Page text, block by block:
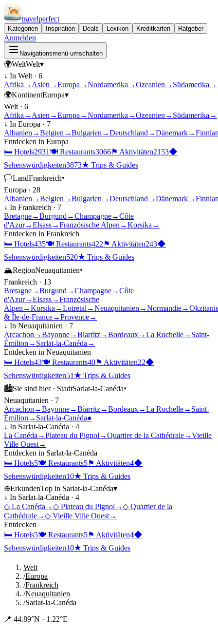
travelperfect
Kategorien Inspiration Deals Lexikon Kreditkarten Ratgeber
Anmelden
Navigationsmenü umschalten
🌍WeltWelt▾
↓ In Welt · 6
Afrika → Asien →Europa →Nordamerika →Ozeanien → Südamerika →
🌍KontinentEuropa▾
Welt · 6
Afrika → Asien →Europa →Nordamerika →Ozeanien → Südamerika →
↓ In Europa · 7
Albanien →Belgien →Bulgarien →Deutschland →Dänemark→
Entdecken in Europa
🛏 Hotels2931 🍽 Restaurants3066⚑ Aktivitäten2153◆
Sehenswürdigkeiten3873★ Trips & Guides
🏳LandFrankreich▾
Europa · 28
Albanien →Belgien →Bulgarien →Deutschland →Dänemark→
↓ In Frankreich · 7
Bretagne→Burgund →Champagne→Côte
d'Azur→Elsass→Französische Alpen →Korsika →
Entdecken in Frankreich
🛏 Hotels435🍽 Restaurants422⚑ Aktivitäten243◆
Sehenswürdigkeiten520★ Trips & Guides
🏔RegionNeuaquitanien▾
Frankreich · 13
Bretagne→Burgund →Champagne→Côte
d'Azur→Elsass→Französische
Alpen →Korsika →Loiretal →Neuaquitanien →Normandie→
& Île-de-France→Provence→
↓ In Neuaquitanien · 7
Arcachon →Bayonne→Biarritz→Bordeaux→La Rochelle→ Saint-
Émilion → Sarlat-la-Canéda →
Entdecken in Neuaquitanien
🛏 Hotels43🍽 Restaurants40⚑ Aktivitäten22◆
Sehenswürdigkeiten51 ★ Trips & Guides
🏙Sie sind hier · StadtSarlat-la-Canéda▾
Neuaquitanien · 7
Arcachon →Bayonne→Biarritz→Bordeaux→La Rochelle→ Saint-
Émilion → Sarlat-la-Canéda●
↓ In Sarlat-la-Canéda · 4
La Canéda →Plateau du Pignol →Quartier de la Cathédrale→Vieille
Ville Ouest→
Entdecken in Sarlat-la-Canéda
🛏 Hotels5🍽 Restaurants5⚑ Aktivitäten4◆
Sehenswürdigkeiten10★ Trips & Guides
⊕ErkundenTop in Sarlat-la-Canéda▾
↓ In Sarlat-la-Canéda · 4
◇ La Canéda →◇ Plateau du Pignol →◇ Quartier de la
Cathédrale→◇ Vieille Ville Ouest→
Entdecken
🛏 Hotels5🍽 Restaurants5⚑ Aktivitäten4◆
Sehenswürdigkeiten10★ Trips & Guides
Welt
/Europa
/Frankreich
/Neuaquitanien
/Sarlat-la-Canéda
📍 44.89°N · 1.22°E